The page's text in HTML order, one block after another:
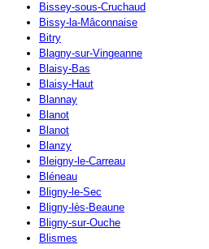
Bissey-sous-Cruchaud
Bissy-la-Mâconnaise
Bitry
Blagny-sur-Vingeanne
Blaisy-Bas
Blaisy-Haut
Blannay
Blanot
Blanot
Blanzy
Bleigny-le-Carreau
Bléneau
Bligny-le-Sec
Bligny-lès-Beaune
Bligny-sur-Ouche
Blismes